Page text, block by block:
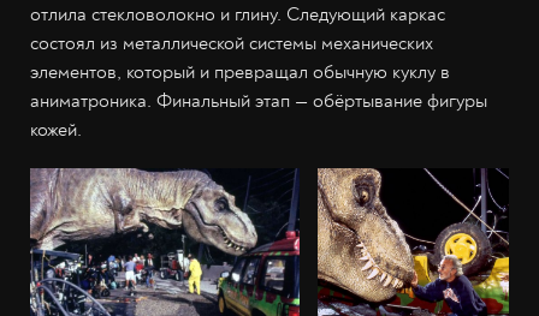
отлила стекловолокно и глину. Следующий каркас
состоял из металлической системы механических
элементов, который и превращал обычную куклу в
аниматроника. Финальный этап — обёртывание фигуры
кожей.